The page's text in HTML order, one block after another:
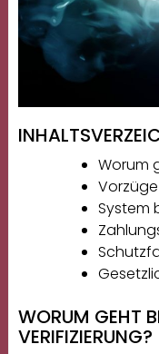
Worum
System
WORUM GEHT
VERIFIZIERUNG?